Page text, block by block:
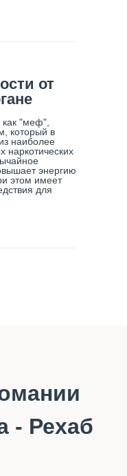
от
как "меф",
который в
наиболее
наркотических
энергию
этом имеет
для
- Рехаб